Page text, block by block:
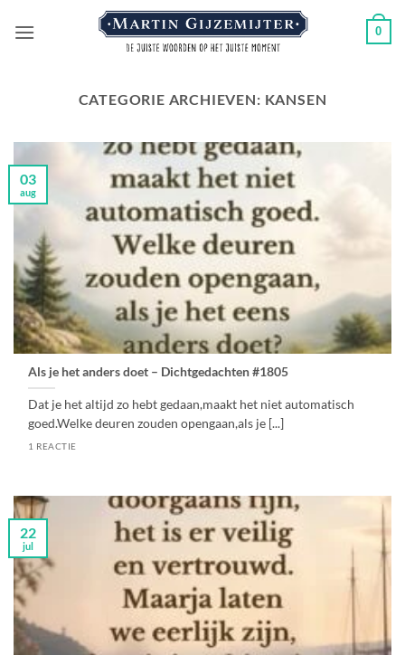
naar
0
CATEGORIE ARCHIEVEN: KANSEN
Als je het anders doet – Dichtgedachten #1805
Dat je het altijd zo hebt gedaan,maakt het niet automatisch
goed.Welke deuren zouden opengaan,als je [...]
1 REACTIE
03
aug
22
jul